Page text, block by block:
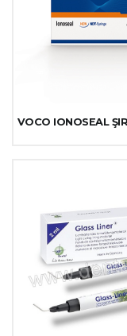
VOCO IONOSEAL